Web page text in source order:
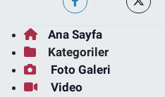
Ana Sayfa
Kategoriler
Foto Galeri
Video